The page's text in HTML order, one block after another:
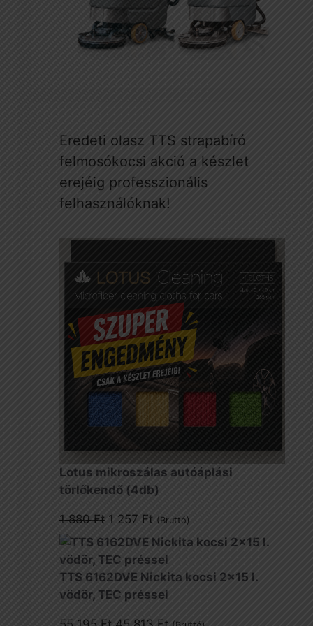
Eredeti olasz TTS strapabíró
felmosókocsi akció a készlet
erejéig professzionális
felhasználóknak!
Lotus mikroszálas autóáplási
törlőkendő (4db)
1 880Ft Original
price
was:
1
880 Ft.
1 257 FtCurrent
price
1
257 Ft.
(Bruttó)
TTS 6162DVE Nickita kocsi 2x15 l.
vödör, TEC préssel
Original
Current